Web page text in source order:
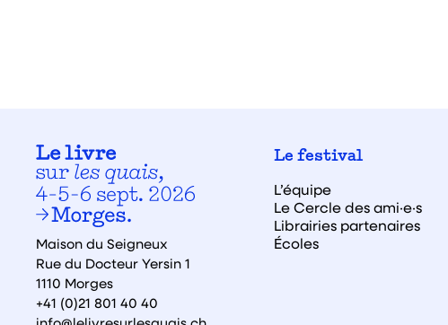
Maison du Seigneux
Rue du Docteur Yersin 1
1110 Morges
+41 (0)21 801 40 40
Le festival
L’équipe
Le Cercle des ami·e·s
Librairies partenaires
Écoles